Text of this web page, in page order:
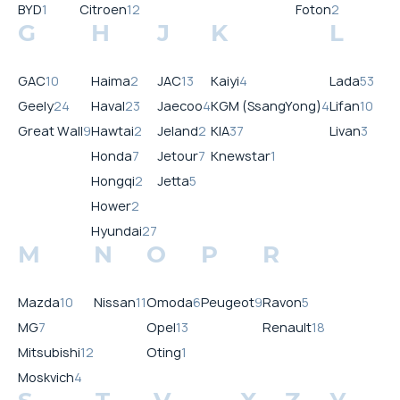
BYD1
Citroen12
Foton2
G
GAC10
Geely24
Great Wall9
H
Haima2
Haval23
Hawtai2
Honda7
Hongqi2
Hower2
Hyundai27
J
JAC13
Jaecoo4
Jeland2
Jetour7
Jetta5
K
Kaiyi4
KGM (SsangYong)4
KIA37
Knewstar1
L
Lada53
Lifan10
Livan3
M
Mazda10
MG7
Mitsubishi12
Moskvich4
N
Nissan11
O
Omoda6
Opel13
Oting1
P
Peugeot9
R
Ravon5
Renault18